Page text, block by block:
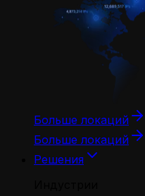
Больше локаций
Больше локаций
Решения